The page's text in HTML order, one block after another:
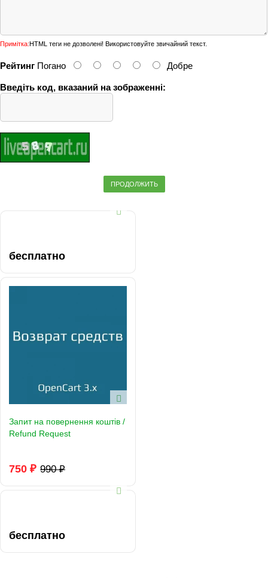
Примітка:HTML теги не дозволені! Використовуйте звичайний текст.
Рейтинг Погано Добре
Введіть код, вказаний на зображенні:
ПРОДОЛЖИТЬ
бесплатно
Запит на повернення коштів /
Refund Request
750 ₽ 990 ₽
бесплатно